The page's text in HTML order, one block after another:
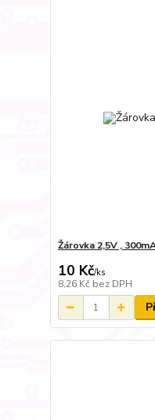
Žárovka 2,5V ,
10 Kč/ks
8,26 Kč bez DPH